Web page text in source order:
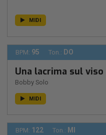
MIDI
BPM: 95 Ton.: DO
Una lacrima sul viso
Bobby Solo
MIDI
BPM: 122 Ton.: MI